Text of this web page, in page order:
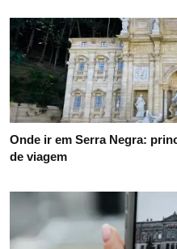
Onde ir em Serra Negra:
de viagem